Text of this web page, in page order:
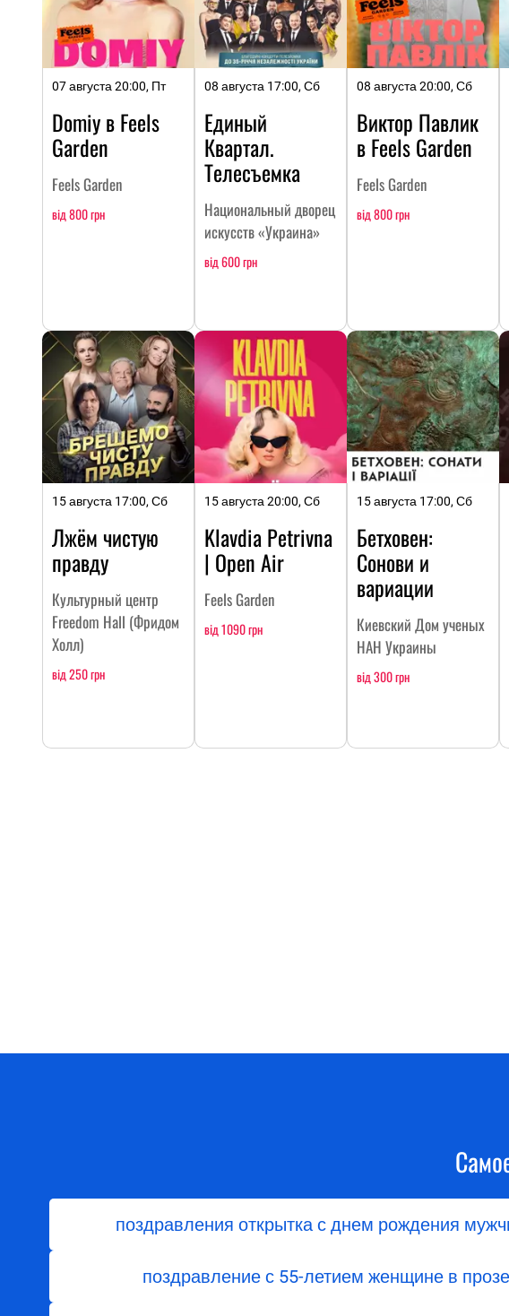
07 августа 20:00, Пт
Domiy в Feels
Garden
Feels Garden
від 800 грн
08 августа 17:00, Сб
Единый
Квартал.
Телесъемка
Национальный дворец
искусств «Украина»
від 600 грн
08 августа 20:00, Сб
Виктор Павлик
в Feels Garden
Feels Garden
від 800 грн
15 августа 17:00, Сб
Лжём чистую
правду
Культурный центр
Freedom Hall (Фридом
Холл)
від 250 грн
15 августа 20:00, Сб
Klavdia Petrivna
| Open Air
Feels Garden
від 1090 грн
15 августа 17:00, Сб
Бетховен:
Сонови и
вариации
Киевский Дом ученых
НАН Украины
від 300 грн
поздравления открытка с днем рождения
поздравление с 55-летием женщине в прозе